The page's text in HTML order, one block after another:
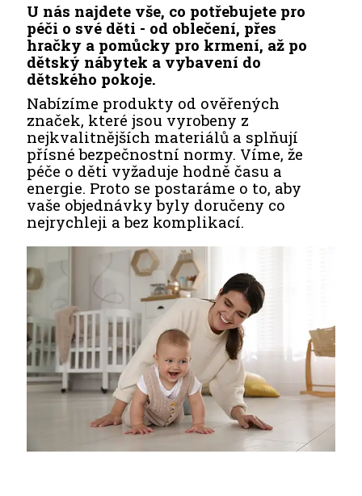
U nás najdete vše, co potřebujete pro
péči o své děti - od oblečení, přes
hračky a pomůcky pro krmení, až po
dětský nábytek a vybavení do
dětského pokoje.
Nabízíme produkty od ověřených
značek, které jsou vyrobeny z
nejkvalitnějších materiálů a splňují
přísné bezpečnostní normy. Víme, že
péče o děti vyžaduje hodně času a
energie. Proto se postaráme o to, aby
vaše objednávky byly doručeny co
nejrychleji a bez komplikací.